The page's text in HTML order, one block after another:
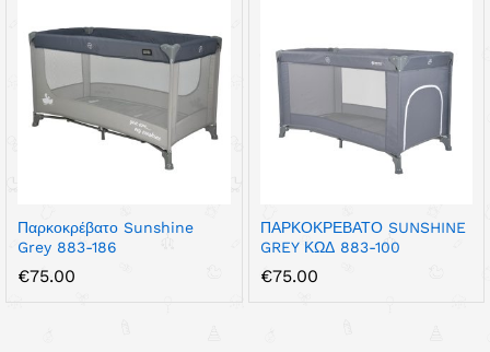
Παρκοκρέβατο Sunshine
Grey 883-186
€75.00
ΠΑΡΚΟΚΡΕΒΑΤΟ SUNSHINE
GREY ΚΩΔ 883-100
€75.00